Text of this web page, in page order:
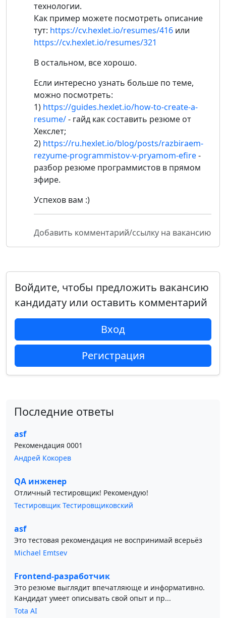
технологии.
Как пример можете посмотреть описание
тут: https://cv.hexlet.io/resumes/416 или
https://cv.hexlet.io/resumes/321
В остальном, все хорошо.
Если интересно узнать больше по теме,
можно посмотреть:
1) https://guides.hexlet.io/how-to-create-a-
resume/- гайд как составить резюме от
Хекслет;
2) https://ru.hexlet.io/blog/posts/razbiraem-
rezyume-programmistov-v-pryamom-efire-
разбор резюме программистов в прямом
эфире.
Успехов вам :)
Добавить комментарий/ссылку на вакансию
Войдите, чтобы предложить вакансию
кандидату или оставить комментарий
Вход
Регистрация
Последние ответы
asf
Рекомендация 0001
Андрей Кокорев
QA инженер
Отличный тестировщик! Рекомендую!
Тестировщик Тестировщиковский
asf
Это тестовая рекомендация не воспринимай всерьёз
Michael Emtsev
Frontend-разработчик
Это резюме выглядит впечатляюще и информативно.
Кандидат умеет описывать свой опыт и пр...
Tota AI